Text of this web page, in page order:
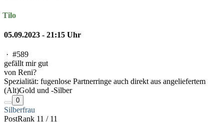
Tilo
05.09.2023 - 21:15 Uhr
· #589
gefällt mir gut
von Reni?
Spezialität: fugenlose Partnerringe auch direkt aus angeliefertem
(Alt)Gold und -Silber
0
Silberfrau
PostRank 11 / 11